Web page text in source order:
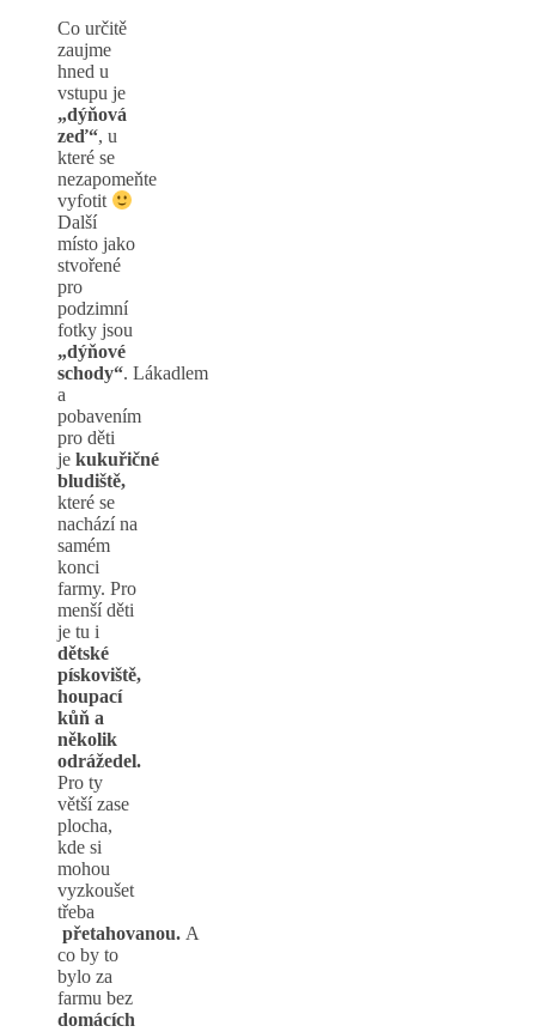
Co určitě
zaujme
hned u
vstupu je
„dýňová
zeď“, u
které se
nezapomeňte
vyfotit
Další
místo jako
stvořené
pro
podzimní
fotky jsou
„dýňové
schody“. Lákadlem
a
pobavením
pro děti
je kukuřičné
bludiště,
které se
nachází na
samém
konci
farmy. Pro
menší děti
je tu i
dětské
pískoviště,
houpací
kůň a
několik
odrážedel.
Pro ty
větší zase
plocha,
kde si
mohou
vyzkoušet
třeba
přetahovanou. A
co by to
bylo za
farmu bez
domácích